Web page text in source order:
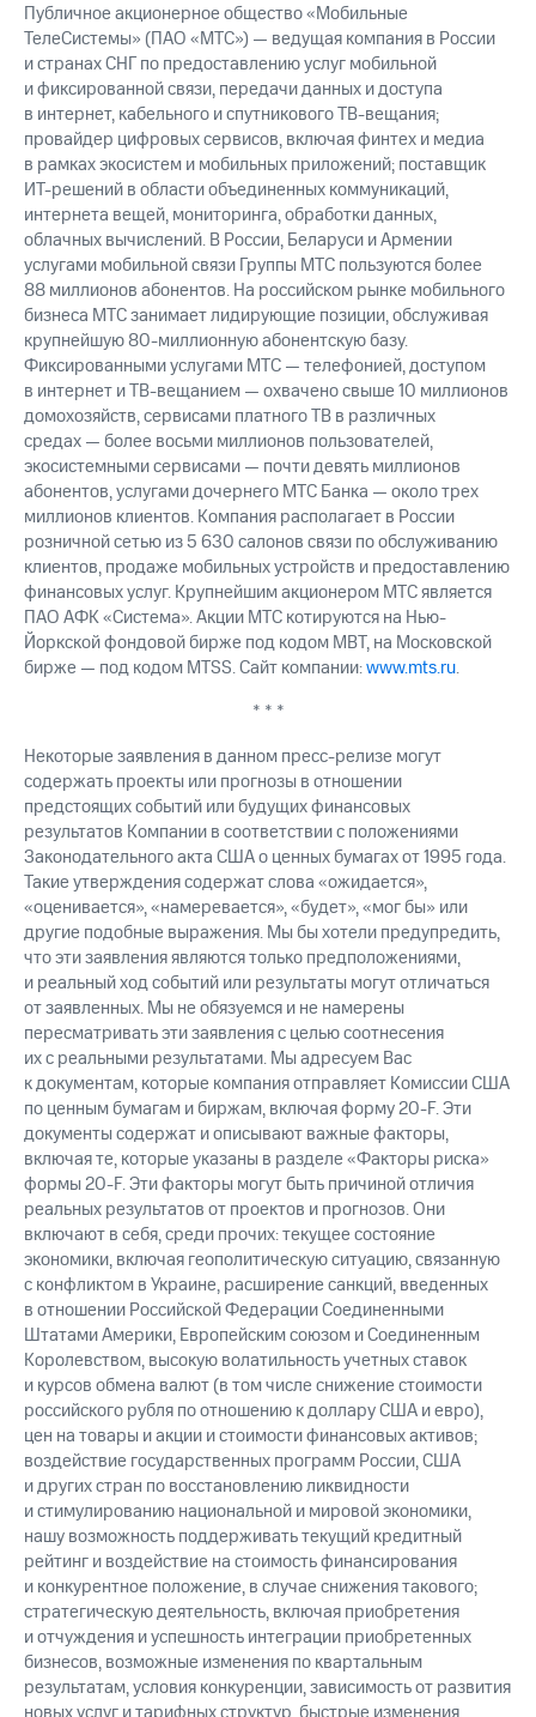
деловая этика
На главную
Публичное акционерное общество «Мобильные
ТелеСистемы» (ПАО «МТС») — ведущая компания в России
и странах СНГ по предоставлению услуг мобильной
и фиксированной связи, передачи данных и доступа
в интернет, кабельного и спутникового ТВ-вещания;
провайдер цифровых сервисов, включая финтех и медиа
в рамках экосистем и мобильных приложений; поставщик
ИТ-решений в области объединенных коммуникаций,
интернета вещей, мониторинга, обработки данных,
облачных вычислений. В России, Беларуси и Армении
услугами мобильной связи Группы МТС пользуются более
88 миллионов абонентов. На российском рынке мобильного
бизнеса МТС занимает лидирующие позиции, обслуживая
крупнейшую 80-миллионную абонентскую базу.
Фиксированными услугами МТС — телефонией, доступом
в интернет и ТВ-вещанием — охвачено свыше 10 миллионов
домохозяйств, сервисами платного ТВ в различных
средах — более восьми миллионов пользователей,
экосистемными сервисами — почти девять миллионов
абонентов, услугами дочернего МТС Банка — около трех
миллионов клиентов. Компания располагает в России
розничной сетью из 5 630 салонов связи по обслуживанию
клиентов, продаже мобильных устройств и предоставлению
финансовых услуг. Крупнейшим акционером МТС является
ПАО АФК «Система». Акции МТС котируются на Нью-
Йоркской фондовой бирже под кодом MBT, на Московской
бирже — под кодом MTSS. Сайт компании:www.mts.ru.
* * *
Некоторые заявления в данном пресс-релизе могут
содержать проекты или прогнозы в отношении
предстоящих событий или будущих финансовых
результатов Компании в соответствии с положениями
Законодательного акта США о ценных бумагах от 1995 года.
Такие утверждения содержат слова «ожидается»,
«оценивается», «намеревается», «будет», «мог бы» или
другие подобные выражения. Мы бы хотели предупредить,
что эти заявления являются только предположениями,
и реальный ход событий или результаты могут отличаться
от заявленных. Мы не обязуемся и не намерены
пересматривать эти заявления с целью соотнесения
их с реальными результатами. Мы адресуем Вас
к документам, которые компания отправляет Комиссии США
по ценным бумагам и биржам, включая форму 20-F. Эти
документы содержат и описывают важные факторы,
включая те, которые указаны в разделе «Факторы риска»
формы 20-F. Эти факторы могут быть причиной отличия
реальных результатов от проектов и прогнозов. Они
включают в себя, среди прочих: текущее состояние
экономики, включая геополитическую ситуацию, связанную
с конфликтом в Украине, расширение санкций, введенных
в отношении Российской Федерации Соединенными
Штатами Америки, Европейским союзом и Соединенным
Королевством, высокую волатильность учетных ставок
и курсов обмена валют (в том числе снижение стоимости
российского рубля по отношению к доллару США и евро),
цен на товары и акции и стоимости финансовых активов;
воздействие государственных программ России, США
и других стран по восстановлению ликвидности
и стимулированию национальной и мировой экономики,
нашу возможность поддерживать текущий кредитный
рейтинг и воздействие на стоимость финансирования
и конкурентное положение, в случае снижения такового;
стратегическую деятельность, включая приобретения
и отчуждения и успешность интеграции приобретенных
бизнесов, возможные изменения по квартальным
результатам, условия конкуренции, зависимость от развития